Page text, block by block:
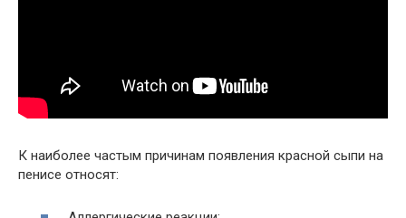
К наиболее частым причинам появления красной сыпи на
пенисе относят: